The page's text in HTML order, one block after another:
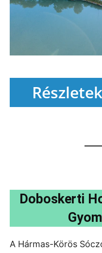
Doboskerti
A Hármas-Körös